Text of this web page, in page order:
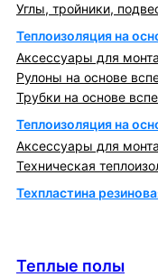
Углы, тройники,
Теплоизоляция на
Аксессуары для
Рулоны на основе
Трубки на основе
Теплоизоляция на
Аксессуары для
Техническая
Техпластина
Теплые полы